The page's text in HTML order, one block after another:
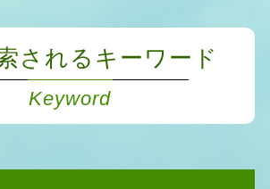
されるキーワード
Keyword